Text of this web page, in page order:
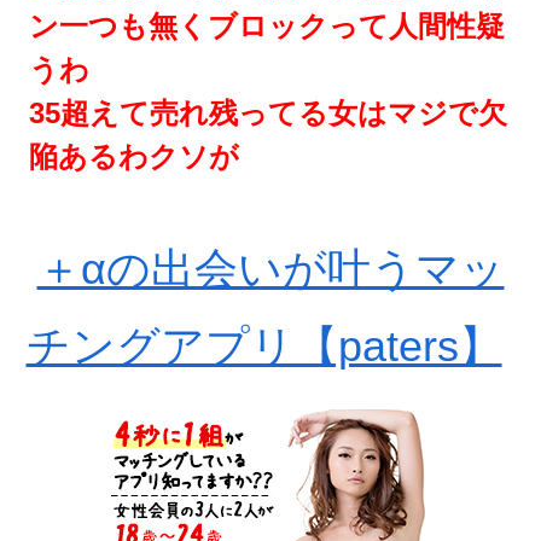
ン一つも無くブロックって人間性疑
うわ
35超えて売れ残ってる女はマジで欠
陥あるわクソが
＋αの出会いが叶うマッ
チングアプリ【paters】